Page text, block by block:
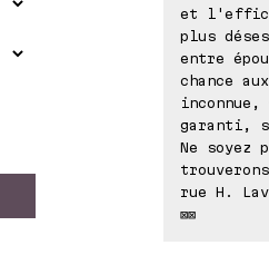
et
plus
entre
chance
garanti,
Ne soyez
rue H.
⊠⊠